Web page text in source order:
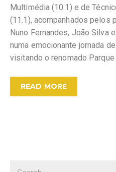
Multimédia (10.1) e de
(11.1), acompanhados
Nuno Fernandes, João Silva
numa emocionante jornada
visitando o renomado
READ MORE